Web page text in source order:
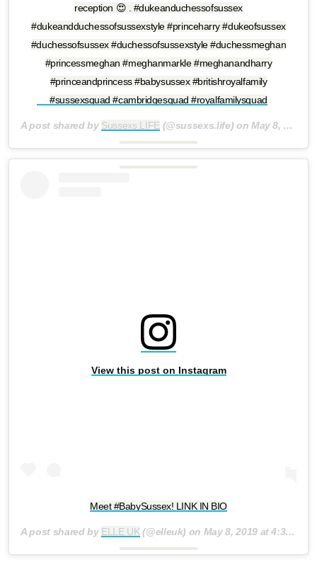
reception 😍 . #dukeanduchessofsussex
#dukeandduchessofsussexstyle #princeharry #dukeofsussex
#duchessofsussex #duchessofsussexstyle #duchessmeghan
#princessmeghan #meghanmarkle #meghanandharry
#princeandprincess #babysussex #britishroyalfamily
#sussexsquad #cambridgesquad #royalfamilysquad
A post shared by Sussexs.LIFE (@sussexs.life) on May 8, 2019 at 5:19am PDT
View this post on Instagram
Meet #BabySussex! LINK IN BIO
A post shared by ELLE UK(@elleuk) on May 8, 2019 at 4:38am PDT